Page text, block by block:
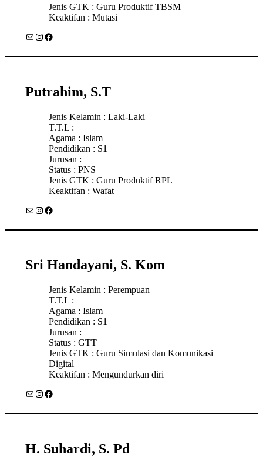
Jenis GTK : Guru Produktif TBSM
Keaktifan : Mutasi
Mail
Instagram Facebook
Putrahim, S.T
Jenis Kelamin : Laki-Laki
T.T.L :
Agama : Islam
Pendidikan : S1
Jurusan :
Status : PNS
Jenis GTK : Guru Produktif RPL
Keaktifan : Wafat
Mail
Instagram Facebook
Sri Handayani, S. Kom
Jenis Kelamin : Perempuan
T.T.L :
Agama : Islam
Pendidikan : S1
Jurusan :
Status : GTT
Jenis GTK : Guru Simulasi dan Komunikasi
Digital
Keaktifan : Mengundurkan diri
Mail
Instagram Facebook
H. Suhardi, S. Pd